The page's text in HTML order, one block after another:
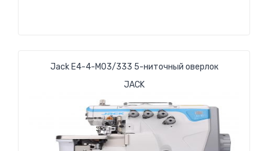
Jack E4-4-M03/333 5-ниточный оверлок
JACK